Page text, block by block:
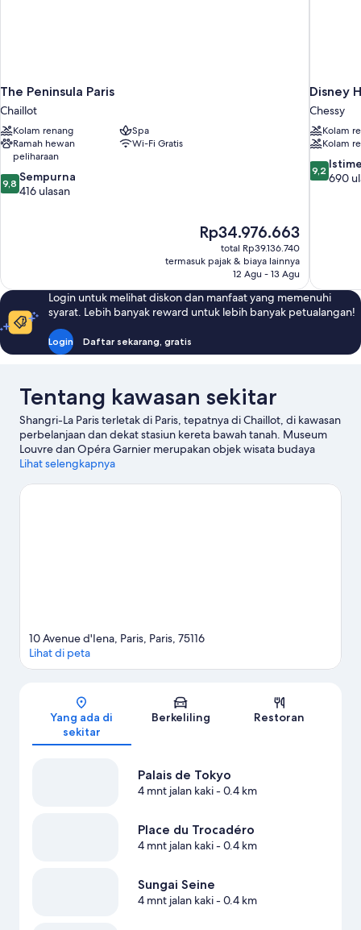
The Peninsula Paris
Chaillot
Kolam renang
Spa
Ramah hewan
peliharaan
Wi-Fi Gratis
9.8
dari
9,8 Sempurna
416 ulasan
Harga
sekarang
Rp34.976.663
Rp34.976.663
total Rp39.136.740
termasuk pajak & biaya lainnya
12 Agu - 13 Agu
Disney
Chessy
Kolam
Kolam
9.2
dari
9,2
690
Login untuk melihat diskon dan manfaat yang memenuhi
syarat. Lebih banyak reward untuk lebih banyak petualangan!
Login Daftar sekarang, gratis
Tentang kawasan sekitar
Shangri-La Paris terletak di Paris, tepatnya di Chaillot, di kawasan
perbelanjaan dan dekat stasiun kereta bawah tanah. Museum
Louvre dan Opéra Garnier merupakan objek wisata budaya
unggulan, temukan juga landmark terkenal di kawasan ini,
bersama anak? Jangan lewatkan Kebun Luxembourg dan
Lihat selengkapnya
Peta
10 Avenue d'Iena, Paris, Paris, 75116
Lihat di peta
Yang ada di
sekitar
Berkeliling Restoran
Palais de Tokyo
4 mnt jalan kaki- 0.4 km
Place du Trocadéro
4 mnt jalan kaki- 0.4 km
Sungai Seine
4 mnt jalan kaki- 0.4 km